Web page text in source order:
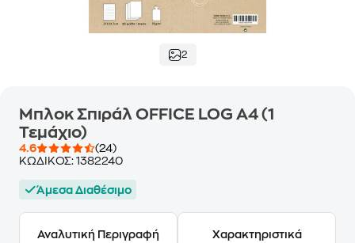
2
Μπλοκ Σπιράλ OFFICE LOG Α4 (1
Τεμάχιο)
4.6
(24)
ΚΩΔΙΚΟΣ: 1382240
Άμεσα Διαθέσιμο
Αναλυτική Περιγραφή Χαρακτηριστικά